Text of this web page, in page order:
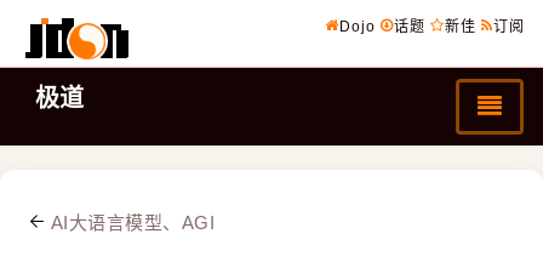
Dojo 话题 新佳 订阅
极道
AI大语言模型、AGI